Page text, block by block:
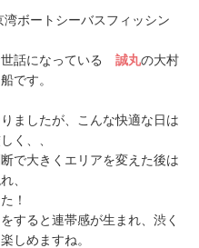
ボートシーバスフィッシン
話になっている 誠丸の大村
です。
ましたが、こんな快適な日は
く、、
で大きくエリアを変えた後は
、
！
すると連帯感が生まれ、渋く
しめますね。